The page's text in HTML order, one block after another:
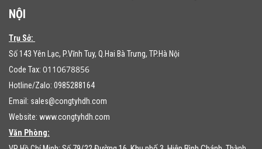
NỘI
Trụ Sở:
Số 143 Yên Lạc, P.Vĩnh Tuy, Q.Hai Bà Trưng, TP.Hà Nội
Code Tax: 0110678856
Hotline/Zalo: 0985288164
Email: sales@congtyhdh.com
Website: www.congtyhdh.com
Văn Phòng: